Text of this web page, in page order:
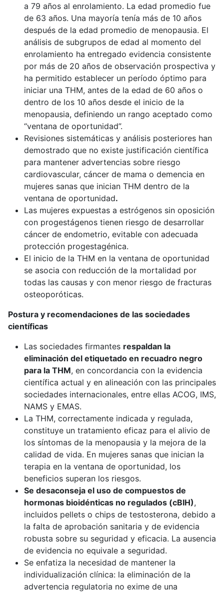
a 79 años al enrolamiento. La edad promedio fue
de 63 años. Una mayoría tenía más de 10 años
después de la edad promedio de menopausia. El
análisis de subgrupos de edad al momento del
enrolamiento ha entregado evidencia consistente
por más de 20 años de observación prospectiva y
ha permitido establecer un período óptimo para
iniciar una THM, antes de la edad de 60 años o
dentro de los 10 años desde el inicio de la
menopausia, definiendo un rango aceptado como
“ventana de oportunidad”.
Revisiones sistemáticas y análisis posteriores han
demostrado que no existe justificación científica
para mantener advertencias sobre riesgo
cardiovascular, cáncer de mama o demencia en
mujeres sanas que inician THM dentro de la
ventana de oportunidad.
Las mujeres expuestas a estrógenos sin oposición
con progestágenos tienen riesgo de desarrollar
cáncer de endometrio, evitable con adecuada
protección progestagénica.
El inicio de la THM en la ventana de oportunidad
se asocia con reducción de la mortalidad por
todas las causas y con menor riesgo de fracturas
osteoporóticas.
Postura y recomendaciones de las sociedades
científicas
Las sociedades firmantes respaldan la
eliminación del etiquetado en recuadro negro
para la THM, en concordancia con la evidencia
científica actual y en alineación con las principales
sociedades internacionales, entre ellas ACOG, IMS,
NAMS y EMAS.
La THM, correctamente indicada y regulada,
constituye un tratamiento eficaz para el alivio de
los síntomas de la menopausia y la mejora de la
calidad de vida. En mujeres sanas que inician la
terapia en la ventana de oportunidad, los
beneficios superan los riesgos.
Se desaconseja el uso de compuestos de
hormonas bioidénticas no regulados (cBIH),
incluidos pellets o chips de testosterona, debido a
la falta de aprobación sanitaria y de evidencia
robusta sobre su seguridad y eficacia. La ausencia
de evidencia no equivale a seguridad.
Se enfatiza la necesidad de mantener la
individualización clínica: la eliminación de la
advertencia regulatoria no exime de una